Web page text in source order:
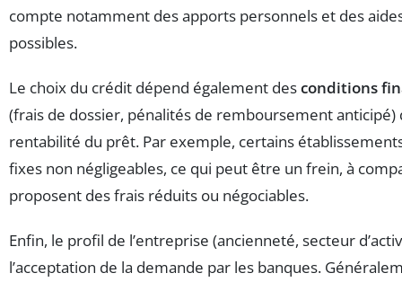
compte notamment des apports personnels et des
possibles.
Le choix du crédit dépend également desconditions
(frais de dossier, pénalités de remboursement anticipé)
rentabilité du prêt. Par exemple, certains
fixes non négligeables, ce qui peut être un frein, à
proposent des frais réduits ou négociables.
Enfin, le profil de l’entreprise (ancienneté, secteur
l’acceptation de la demande par les banques.